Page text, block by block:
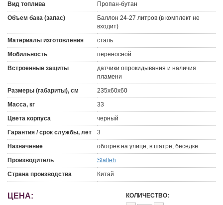
Вид топлива
Пропан-бутан
Объем бака (запас)
Баллон 24-27 литров (в комплект не
входит)
Материалы изготовления
сталь
Мобильность
переносной
Встроенные защиты
датчики опрокидывания и наличия
пламени
Размеры (габариты), см
235х60х60
Масса, кг
33
Цвета корпуса
черный
Гарантия / срок службы, лет
3
Назначение
обогрев на улице, в шатре, беседке
Производитель
Stalleh
Страна производства
Китай
ЦЕНА: КОЛИЧЕСТВО: